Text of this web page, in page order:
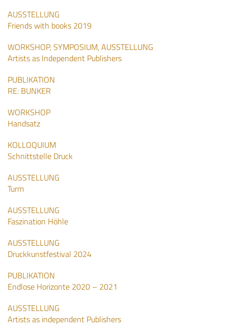
AUSSTELLUNG
Friends with books 2019
WORKSHOP, SYMPOSIUM, AUSSTELLUNG
Artists as Independent Publishers
PUBLIKATION
RE: BUNKER
WORKSHOP
Handsatz
KOLLOQUIUM
Schnittstelle Druck
AUSSTELLUNG
Turm
AUSSTELLUNG
Faszination Höhle
AUSSTELLUNG
Druckkunstfestival 2024
PUBLIKATION
Endlose Horizonte 2020 – 2021
AUSSTELLUNG
Artists as independent Publishers